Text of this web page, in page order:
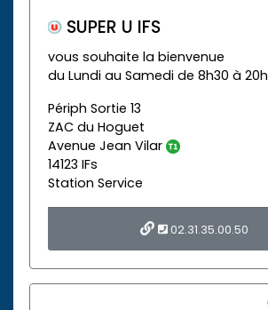
SUPER U IFS
vous souhaite la bienvenue
du Lundi au Samedi de 8h30 à 20h
Périph Sortie 13
ZAC du Hoguet
Avenue Jean Vilar
14123 IFs
Station Service
02.31.35.00.50